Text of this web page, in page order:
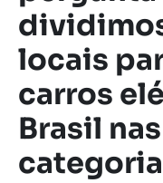
locais
carros
Brasil